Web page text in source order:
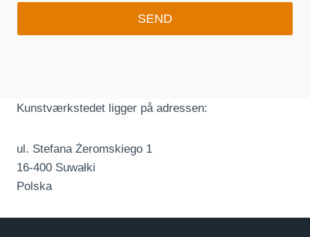
SEND
Kunstværkstedet ligger på adressen:
ul. Stefana Żeromskiego 1
16-400 Suwałki
Polska